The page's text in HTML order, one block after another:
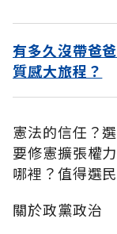
有多久沒帶爸
質感大旅程？
憲法的信任？
要修憲擴張權
哪裡？值得選
關於政黨政治